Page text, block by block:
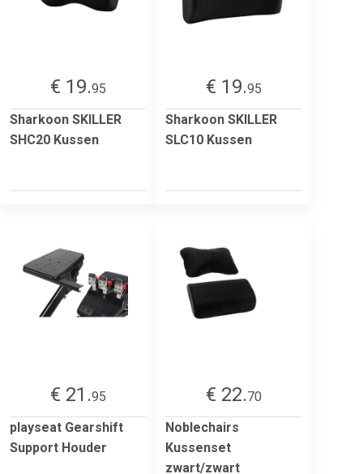
€ 19.95
Sharkoon SKILLER
SHC20 Kussen
€ 19.95
Sharkoon SKILLER
SLC10 Kussen
€ 21.95
playseat Gearshift
Support Houder
€ 22.70
Noblechairs
Kussenset
zwart/zwart